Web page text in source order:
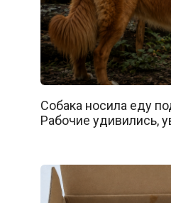
Собака носила еду
Рабочие удивились,